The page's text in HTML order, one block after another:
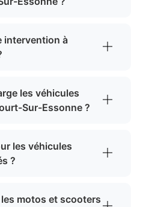
intervention à
les véhicules
Sur-Essonne ?
les véhicules
?
motos et scooters